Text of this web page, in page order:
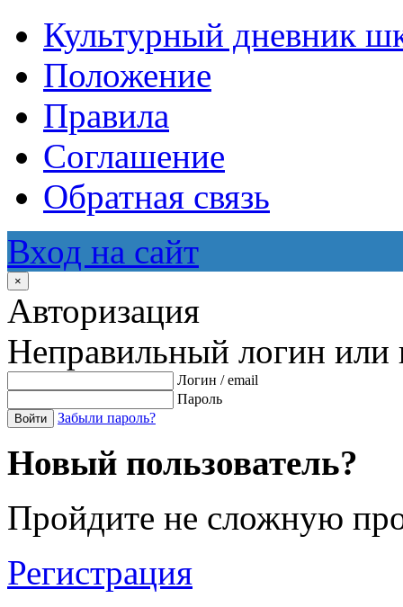
Культурный дневник
Положение
Правила
Соглашение
Обратная связь
Вход на сайт
×
Авторизация
Неправильный логин или
Логин / email
Пароль
Войти Забыли пароль?
Новый пользователь?
Пройдите не сложную
Регистрация